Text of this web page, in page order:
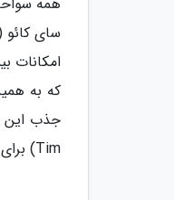
امکانات
که به
Tim) برای شما یک انتخاب درست خواهد بود.